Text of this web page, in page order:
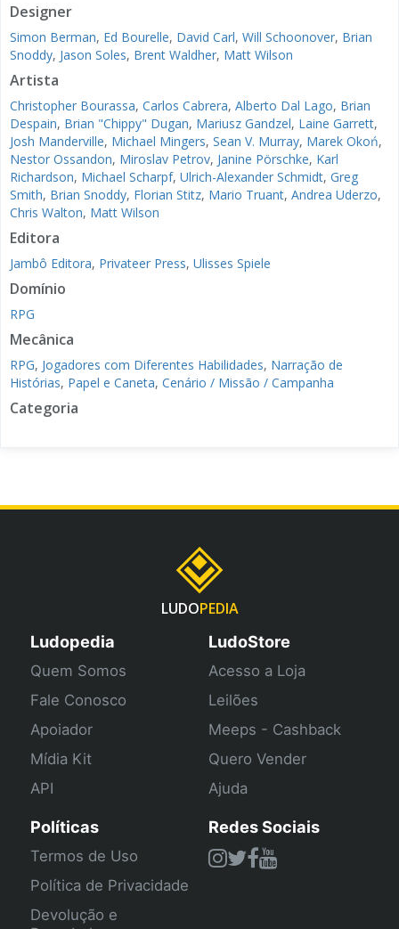
Designer
Simon Berman, Ed Bourelle, David Carl, Will Schoonover, Brian
Snoddy, Jason Soles, Brent Waldher, Matt Wilson
Artista
Christopher Bourassa, Carlos Cabrera, Alberto Dal Lago, Brian
Despain, Brian "Chippy" Dugan, Mariusz Gandzel, Laine Garrett,
Josh Manderville, Michael Mingers, Sean V. Murray, Marek Okoń,
Nestor Ossandon, Miroslav Petrov, Janine Pörschke, Karl
Richardson, Michael Scharpf, Ulrich-Alexander Schmidt, Greg
Smith, Brian Snoddy, Florian Stitz, Mario Truant, Andrea Uderzo,
Chris Walton, Matt Wilson
Editora
Jambô Editora, Privateer Press, Ulisses Spiele
Domínio
RPG
Mecânica
RPG, Jogadores com Diferentes Habilidades, Narração de
Histórias, Papel e Caneta, Cenário / Missão / Campanha
Categoria
LUDOPEDIA
Ludopedia
Quem Somos
Fale Conosco
Apoiador
Mídia Kit
API
LudoStore
Acesso a Loja
Leilões
Meeps - Cashback
Quero Vender
Ajuda
Políticas
Termos de Uso
Política de Privacidade
Devolução e
Redes Sociais